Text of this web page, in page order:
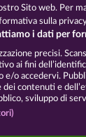
di
Sito web. Per
sulla
i dati per
precisi.
ai fini
e/o accedervi.
contenuti e
sviluppo di